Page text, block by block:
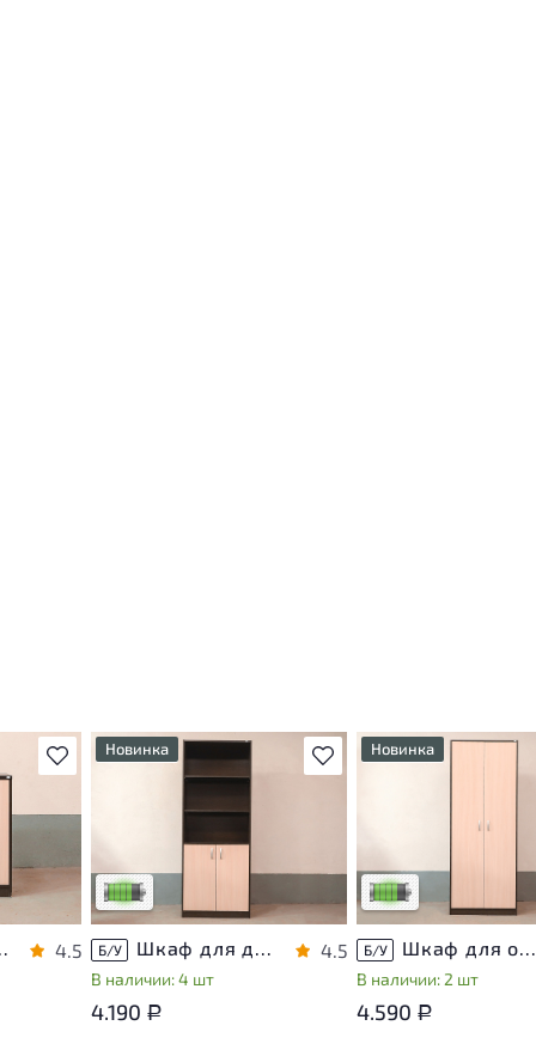
В избранное
Венге 4.5
В избранное
Новинка
эксплуатации, не влияющие
использования
Низкая степень износа
Б/У Шкаф для документов ЛДСП Венге
В наличии: 4 шт
4.5
4.190 Р
Новинка
эксплуатации, не
на удобство его
Низкая степень
Б/У Шкаф для одежды ЛДСП Венге
В наличии: 2 шт
4.590 Р